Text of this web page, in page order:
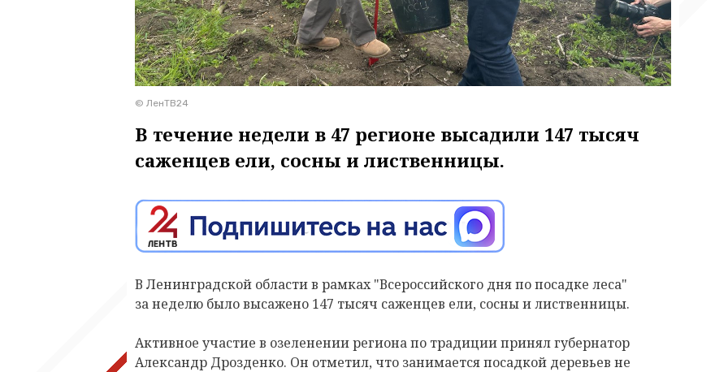
© ЛенТВ24
В течение недели в 47 регионе высадили 147 тысяч
саженцев ели, сосны и лиственницы.
В Ленинградской области в рамках "Всероссийского дня по посадке леса"
за неделю было высажено 147 тысяч саженцев ели, сосны и лиственницы.
Активное участие в озеленении региона по традиции принял губернатор
Александр Дрозденко. Он отметил, что занимается посадкой деревьев не